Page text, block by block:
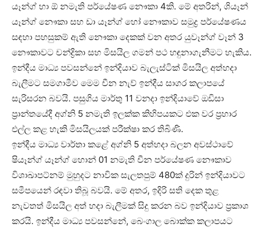
යෑන්ග් හා ඕ නමැති පර්යේෂණ නෞකා 4කි. මේ අතරින්, ශියෑන්
යෑන්ග් නෞකා සහ ඩා යෑන්ග් හෝ නෞකාව සමුද්‍ර පර්යේෂණය
සඳහා පහසුකම් ඇති නෞකා දෙකක් වන අතර යුවෑන්ග් වෑන් 3
නෞකාවට චන්ද්‍රිකා සහ මිසයිල ගමන් පථ හඳුනාගැනීමට හැකිය.
ඉන්දීය මාධ්‍ය පවසන්නේ ඉන්දියාව බැලැස්ටික් මිසයිල අත්හදා
බැලීමට සමගාමීව මෙම චීන නැව් ඉන්දීය සාගර කලාපයේ
සැරිසරන බවයි. පසුගිය මාර්තු 11 වනදා ඉන්දියාවේ ඔඩිසා
ප්‍රාන්තයේදී අග්නි 5 නමැති ඉලක්ක කිහිපයකට එක වර ප්‍රහාර
එල්ල කළ හැකි මිසයිලයක් පරීක්ෂා කර තිබිණි.
ඉන්දීය මාධ්‍ය වාර්තා කළේ අග්නි 5 අත්හදා බලන අවස්ථාවේ
ෂියෑන්ග් යෑන්ග් හොන් 01 නමැති චීන පර්යේෂණ නෞකාව
විශාඛාපට්නම් මුහුදට නාවික සැලතපුම් 480ක් දුරින් ඉන්දියාවට
සමීපයෙන් රඳවා තිබූ බවයි. මේ අතර, ඉදිරි සති දෙක තුළ
නැවතත් මිසයිල අත් හදා බැලීමක් සිදු කරන බව ඉන්දියාව ප්‍රකාශ
කරයි. ඉන්දීය මාධ්‍ය පවසන්නේ, බෙංගාල බොක්ක කලාපයට